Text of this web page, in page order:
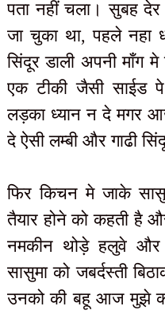
पता नहीं चला। सुबह
जा चुका था, पहले नहा
सिंदूर डाली अपनी माँग
एक टीकी जैसी साईड पे
लड़का ध्यान न दे मगर
दे ऐसी लम्बी और गाढी
फिर किचन मे जाके
तैयार होने को कहती है
नमकीन थोड़े हलुवे और
सासुमा को जबर्दस्ती
उनको की बहू आज मुझे